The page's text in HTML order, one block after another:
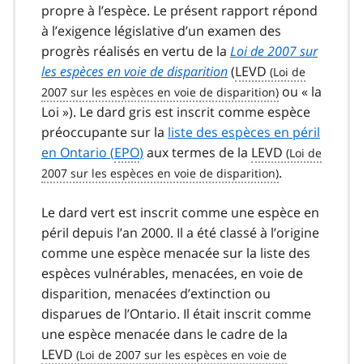
propre à l’espèce. Le présent rapport répond
à l’exigence législative d’un examen des
progrès réalisés en vertu de la Loi de 2007 sur
les espèces en voie de disparition(LEVD
ou « la
Loi »). Le dard gris est inscrit comme espèce
préoccupante sur la liste des espèces en péril
en Ontario (EPO) aux termes de la LEVD
.
Le dard vert est inscrit comme une espèce en
péril depuis l’an 2000. Il a été classé à l’origine
comme une espèce menacée sur la liste des
espèces vulnérables, menacées, en voie de
disparition, menacées d’extinction ou
disparues de l’Ontario. Il était inscrit comme
une espèce menacée dans le cadre de la
LEVD